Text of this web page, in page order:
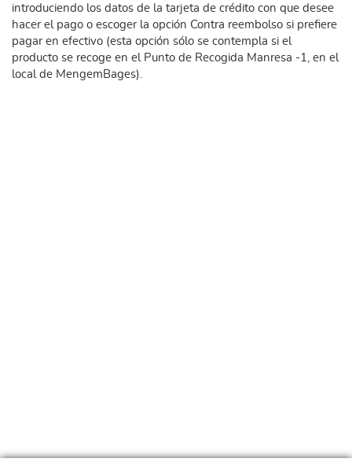
introduciendo los datos de la tarjeta de crédito con que desee
hacer el pago o escoger la opción Contra reembolso si prefiere
pagar en efectivo (esta opción sólo se contempla si el
producto se recoge en el Punto de Recogida Manresa -1, en el
local de MengemBages).